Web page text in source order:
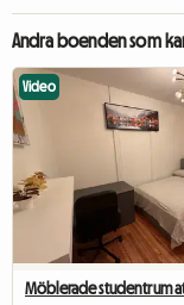
Andra boenden som
Video